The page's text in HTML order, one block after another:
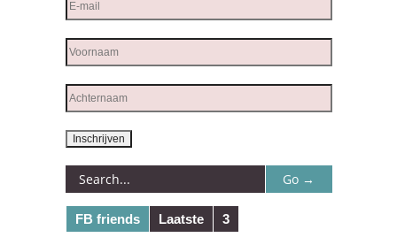
FB friends Laatste 3